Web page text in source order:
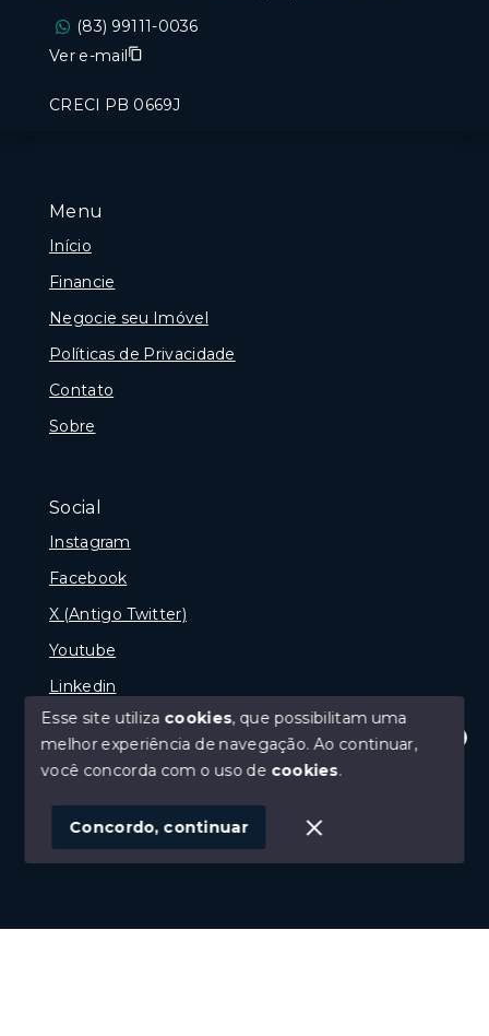
Olá! Estamos disponíveis para te ajudar.
Menu
Início
Financie
Negocie seu Imóvel
Políticas de Privacidade
Contato
Sobre
Social
Instagram
Facebook
X (Antigo Twitter)
Youtube
Linkedin
© Copyright 2026 - naPraia Imobiliária - Todos os
SITE PARA IMOBILIARIA
(83) 99111-0036
Ver e-mail
CRECI PB 0669J
Esse site utiliza cookies, que possibilitam uma
melhor experiência de navegação.Ao continuar,
você concorda com o uso de cookies.
Concordo, continuar